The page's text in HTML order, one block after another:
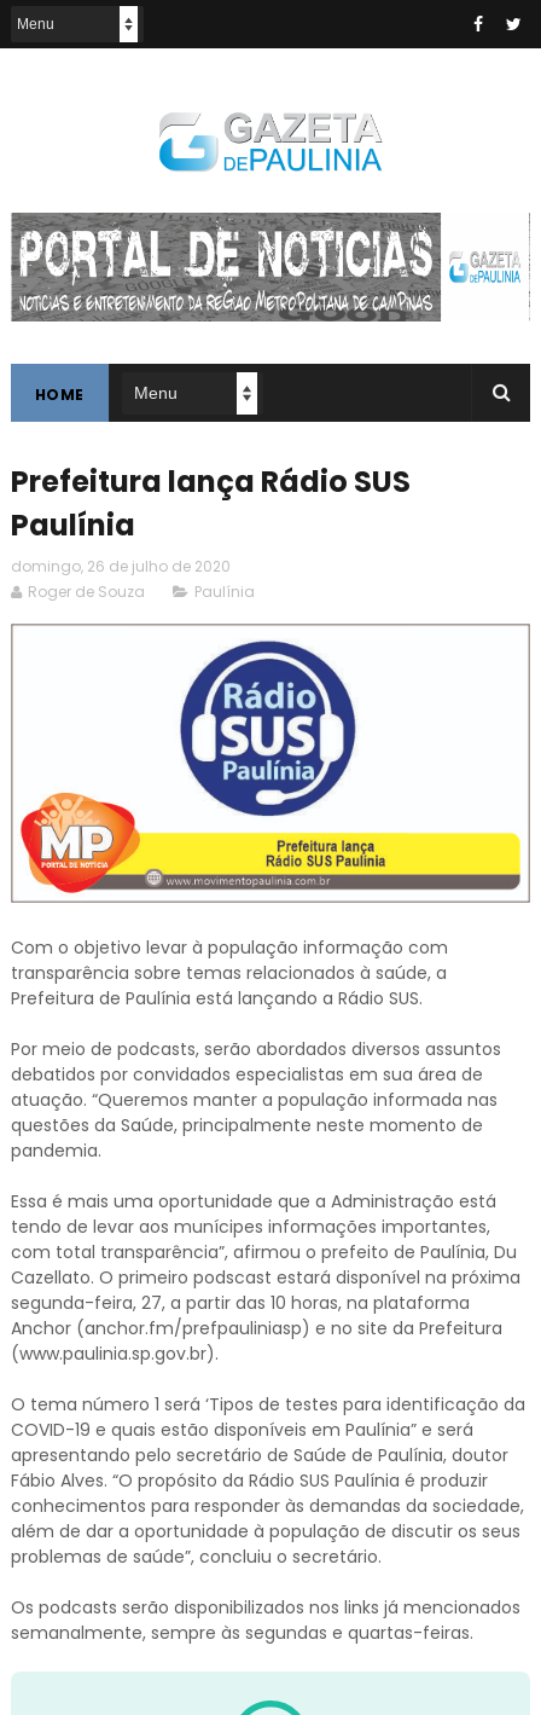
HOME
Prefeitura lança Rádio SUS
Paulínia
domingo, 26 de julho de 2020
Roger de Souza
Paulínia
Com o objetivo levar à população informação com
transparência sobre temas relacionados à saúde, a
Prefeitura de Paulínia está lançando a Rádio SUS.
Por meio de podcasts, serão abordados diversos assuntos
debatidos por convidados especialistas em sua área de
atuação. “Queremos manter a população informada nas
questões da Saúde, principalmente neste momento de
pandemia.
Essa é mais uma oportunidade que a Administração está
tendo de levar aos munícipes informações importantes,
com total transparência”, afirmou o prefeito de Paulínia, Du
Cazellato. O primeiro podscast estará disponível na próxima
segunda-feira, 27, a partir das 10 horas, na plataforma
Anchor (anchor.fm/prefpauliniasp) e no site da Prefeitura
(www.paulinia.sp.gov.br).
O tema número 1 será ‘Tipos de testes para identificação da
COVID-19 e quais estão disponíveis em Paulínia” e será
apresentando pelo secretário de Saúde de Paulínia, doutor
Fábio Alves. “O propósito da Rádio SUS Paulínia é produzir
conhecimentos para responder às demandas da sociedade,
além de dar a oportunidade à população de discutir os seus
problemas de saúde”, concluiu o secretário.
Os podcasts serão disponibilizados nos links já mencionados
semanalmente, sempre às segundas e quartas-feiras.